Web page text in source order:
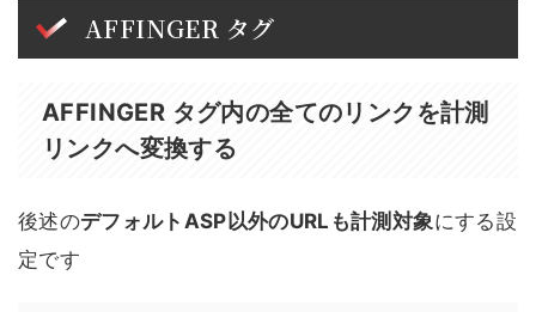
AFFINGER タグ
AFFINGER タグ内の全てのリンクを計測
リンクへ変換する
後述のデフォルトASP以外のURLも計測対象にする設
定です